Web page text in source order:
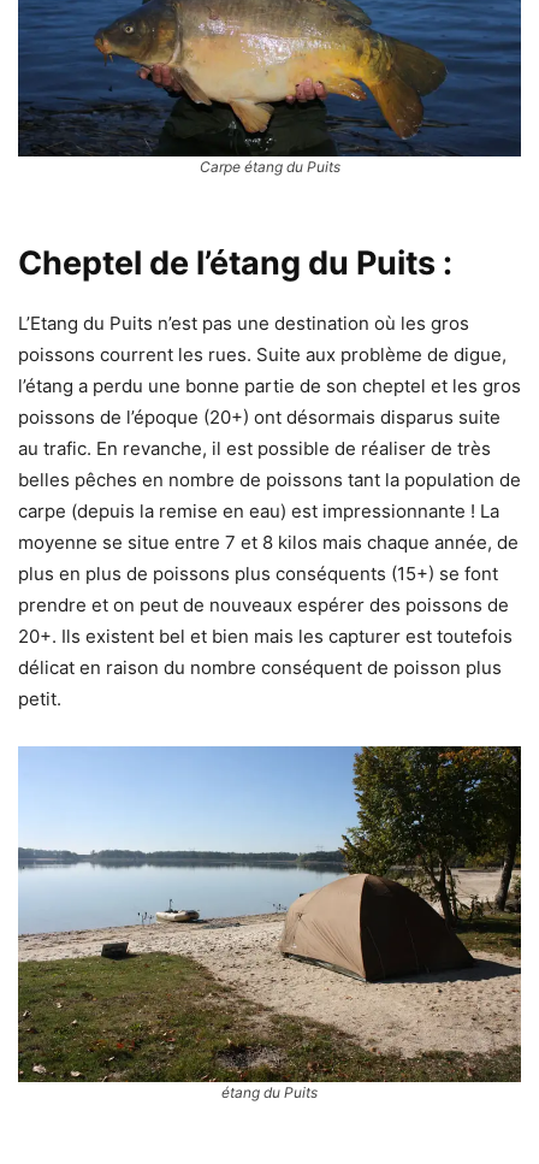
Carpe étang du Puits
Cheptel de l’étang du Puits :
L’Etang du Puits n’est pas une destination où les gros
poissons courrent les rues. Suite aux problème de digue,
l’étang a perdu une bonne partie de son cheptel et les gros
poissons de l’époque (20+) ont désormais disparus suite
au trafic. En revanche, il est possible de réaliser de très
belles pêches en nombre de poissons tant la population de
carpe (depuis la remise en eau) est impressionnante ! La
moyenne se situe entre 7 et 8 kilos mais chaque année, de
plus en plus de poissons plus conséquents (15+) se font
prendre et on peut de nouveaux espérer des poissons de
20+. Ils existent bel et bien mais les capturer est toutefois
délicat en raison du nombre conséquent de poisson plus
petit.
étang du Puits